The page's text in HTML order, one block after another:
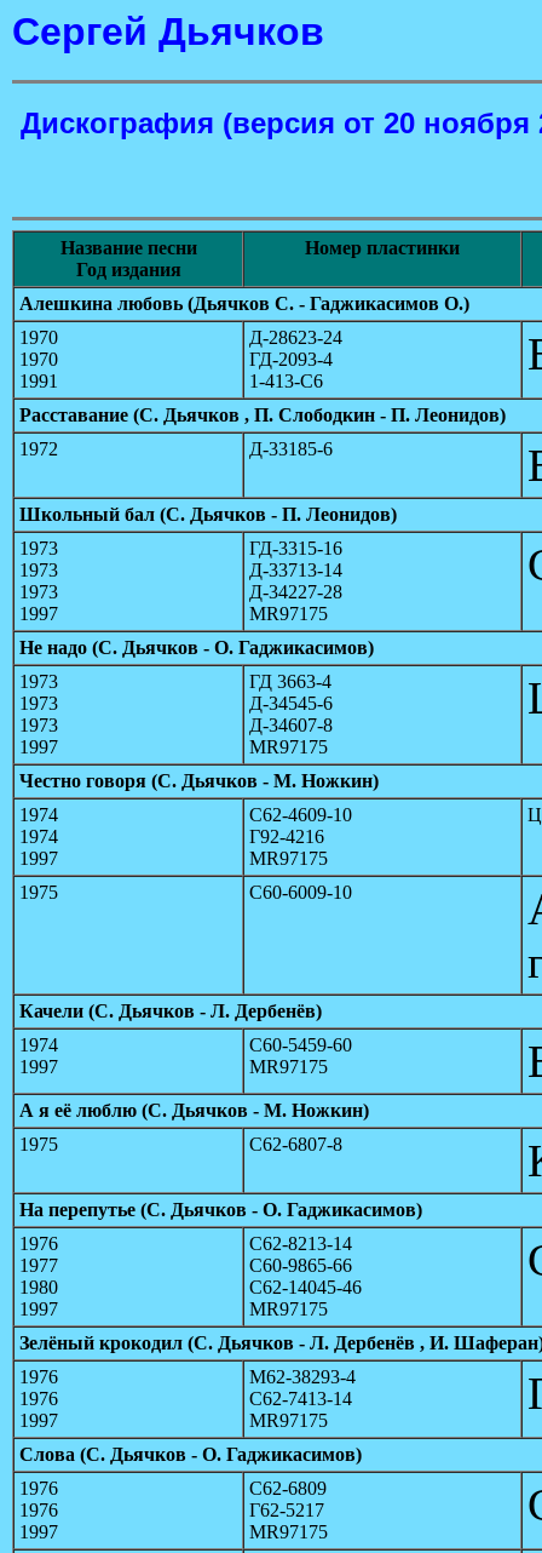
Сергей Дьячков
Дискография (версия от 20 ноября
Название песни
Год издания
Номер пластинки
Алешкина любовь (Дьячков С. - Гаджикасимов О.)
1970
1970
1991
Д-28623-24
ГД-2093-4
1-413-С6
Расставание (С. Дьячков , П. Слободкин - П. Леонидов)
1972
Д-33185-6
Школьный бал (С. Дьячков - П. Леонидов)
1973
1973
1973
1997
ГД-3315-16
Д-33713-14
Д-34227-28
MR97175
Не надо (С. Дьячков - О. Гаджикасимов)
1973
1973
1973
1997
ГД 3663-4
Д-34545-6
Д-34607-8
MR97175
Честно говоря (С. Дьячков - М. Ножкин)
1974
1974
1997
С62-4609-10
Г92-4216
MR97175
1975 С60-6009-10
Качели (С. Дьячков - Л. Дербенёв)
1974
1997
С60-5459-60
MR97175
А я её люблю (С. Дьячков - М. Ножкин)
1975
С62-6807-8
На перепутье (С. Дьячков - О. Гаджикасимов)
1976
1977
1980
1997
С62-8213-14
С60-9865-66
С62-14045-46
MR97175
Зелёный крокодил (С. Дьячков - Л. Дербенёв , И.
1976
1976
1997
М62-38293-4
С62-7413-14
MR97175
Слова (С. Дьячков - О. Гаджикасимов)
1976
1976
1997
С62-6809
Г62-5217
MR97175